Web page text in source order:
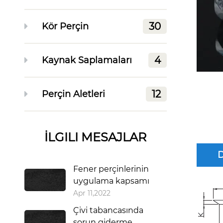
Kör Perçin 30
Kaynak Saplamaları 4
Perçin Aletleri 12
İLGILI MESAJLAR
Fener perçinlerinin
uygulama kapsamı
Apr 11,2022
Çivi tabancasında